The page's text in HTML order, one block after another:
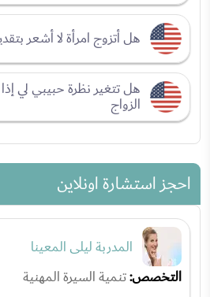
هل أتزوج امرأة لا أشعر
هل تتغير نظرة حبيبي لي
الزواج
احجز استشارة اونلاين
المدربة ليلى المعينا
التخصص:تنمية السيرة المهنية